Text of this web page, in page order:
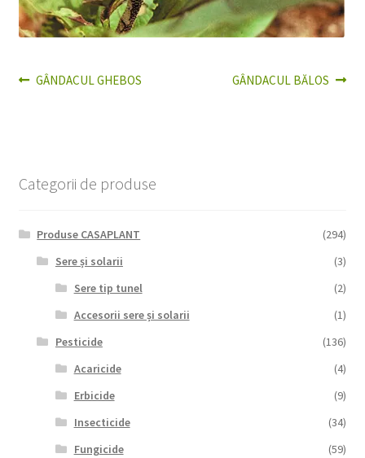
Navigare
Articolul
GÂNDACUL GHEBOS
Articolul
GÂNDACUL BĂLOS
Categorii de produse
Produse CASAPLANT
(294)
Sere și solarii
(3)
Sere tip tunel
(2)
Accesorii sere și solarii
(1)
Pesticide
(136)
Acaricide
(4)
Erbicide
(9)
Insecticide
(34)
Fungicide
(59)